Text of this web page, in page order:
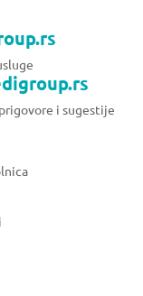
i sugestije